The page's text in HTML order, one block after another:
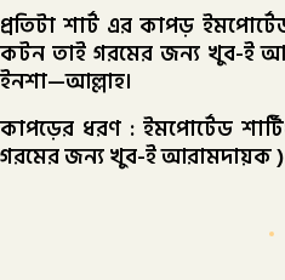
প্রতিটা শার্ট এর কাপড়
কটন তাই গরমের জন্য খুব-ই
ইনশা—আল্লাহ।
কাপড়ের ধরণ : ইমপোর্টেড
গরমের জন্য খুব-ই আরামদায়ক )